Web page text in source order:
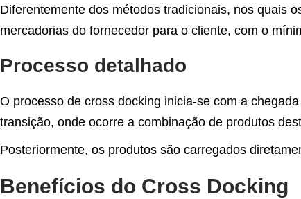
Diferentemente dos métodos tradicionais, nos quais
mercadorias do fornecedor para o cliente, com o
Processo detalhado
O processo de cross docking inicia-se com a
transição, onde ocorre a combinação de produtos
Posteriormente, os produtos são carregados
Benefícios do Cross Docking